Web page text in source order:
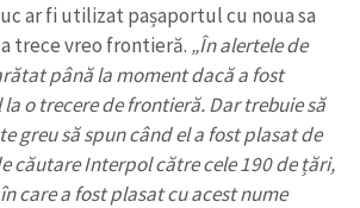
ar fi utilizat pașaportul cu noua sa
trece vreo frontieră. „În alertele de
până la moment dacă a fost
o trecere de frontieră. Dar trebuie să
greu să spun când el a fost plasat de
căutare Interpol către cele 190 de țări,
care a fost plasat cu acest nume